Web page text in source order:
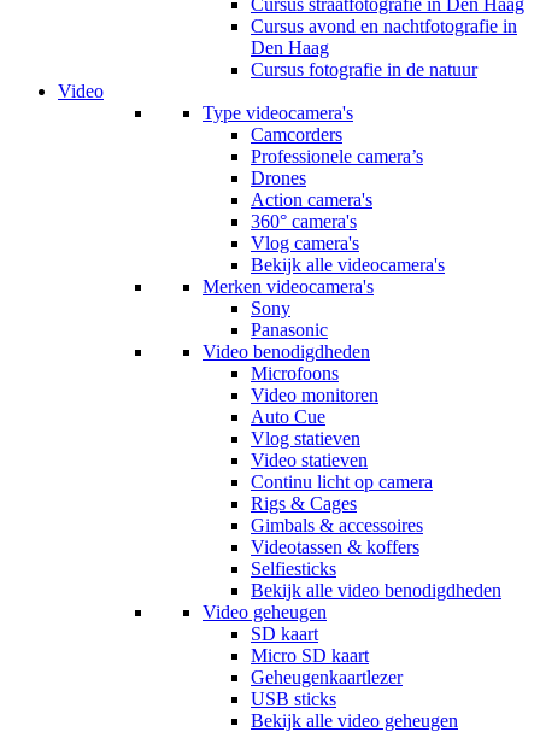
Cursus straatfotografie in Den Haag
Cursus avond en nachtfotografie in
Den Haag
Cursus fotografie in de natuur
Video
Type videocamera's
Camcorders
Professionele camera’s
Drones
Action camera's
360° camera's
Vlog camera's
Bekijk alle videocamera's
Merken videocamera's
Sony
Panasonic
Video benodigdheden
Microfoons
Video monitoren
Auto Cue
Vlog statieven
Video statieven
Continu licht op camera
Rigs & Cages
Gimbals & accessoires
Videotassen & koffers
Selfiesticks
Bekijk alle video benodigdheden
Video geheugen
SD kaart
Micro SD kaart
Geheugenkaartlezer
USB sticks
Bekijk alle video geheugen